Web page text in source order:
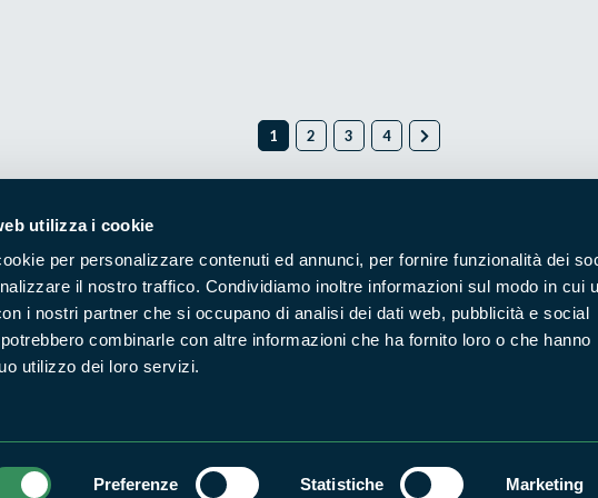
utilizza i cookie
per personalizzare contenuti ed annunci, per fornire funzionalità dei
il nostro traffico. Condividiamo inoltre informazioni sul modo in cui
i nostri partner che si occupano di analisi dei dati web, pubblicità e social
combinarle con altre informazioni che ha fornito loro o che hanno
utilizzo dei loro servizi.
Preferenze Statistiche Marketing
1 2 3 4
Naviga nel sito
Aree Protette
Prodotti Natura in Campo
Cartografie